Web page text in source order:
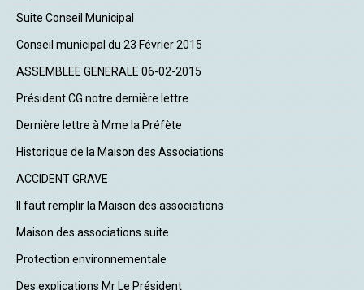
Suite Conseil Municipal
Conseil municipal du 23 Février 2015
ASSEMBLEE GENERALE 06-02-2015
Président CG notre dernière lettre
Dernière lettre à Mme la Préfète
Historique de la Maison des Associations
ACCIDENT GRAVE
Il faut remplir la Maison des associations
Maison des associations suite
Protection environnementale
Des explications Mr Le Président